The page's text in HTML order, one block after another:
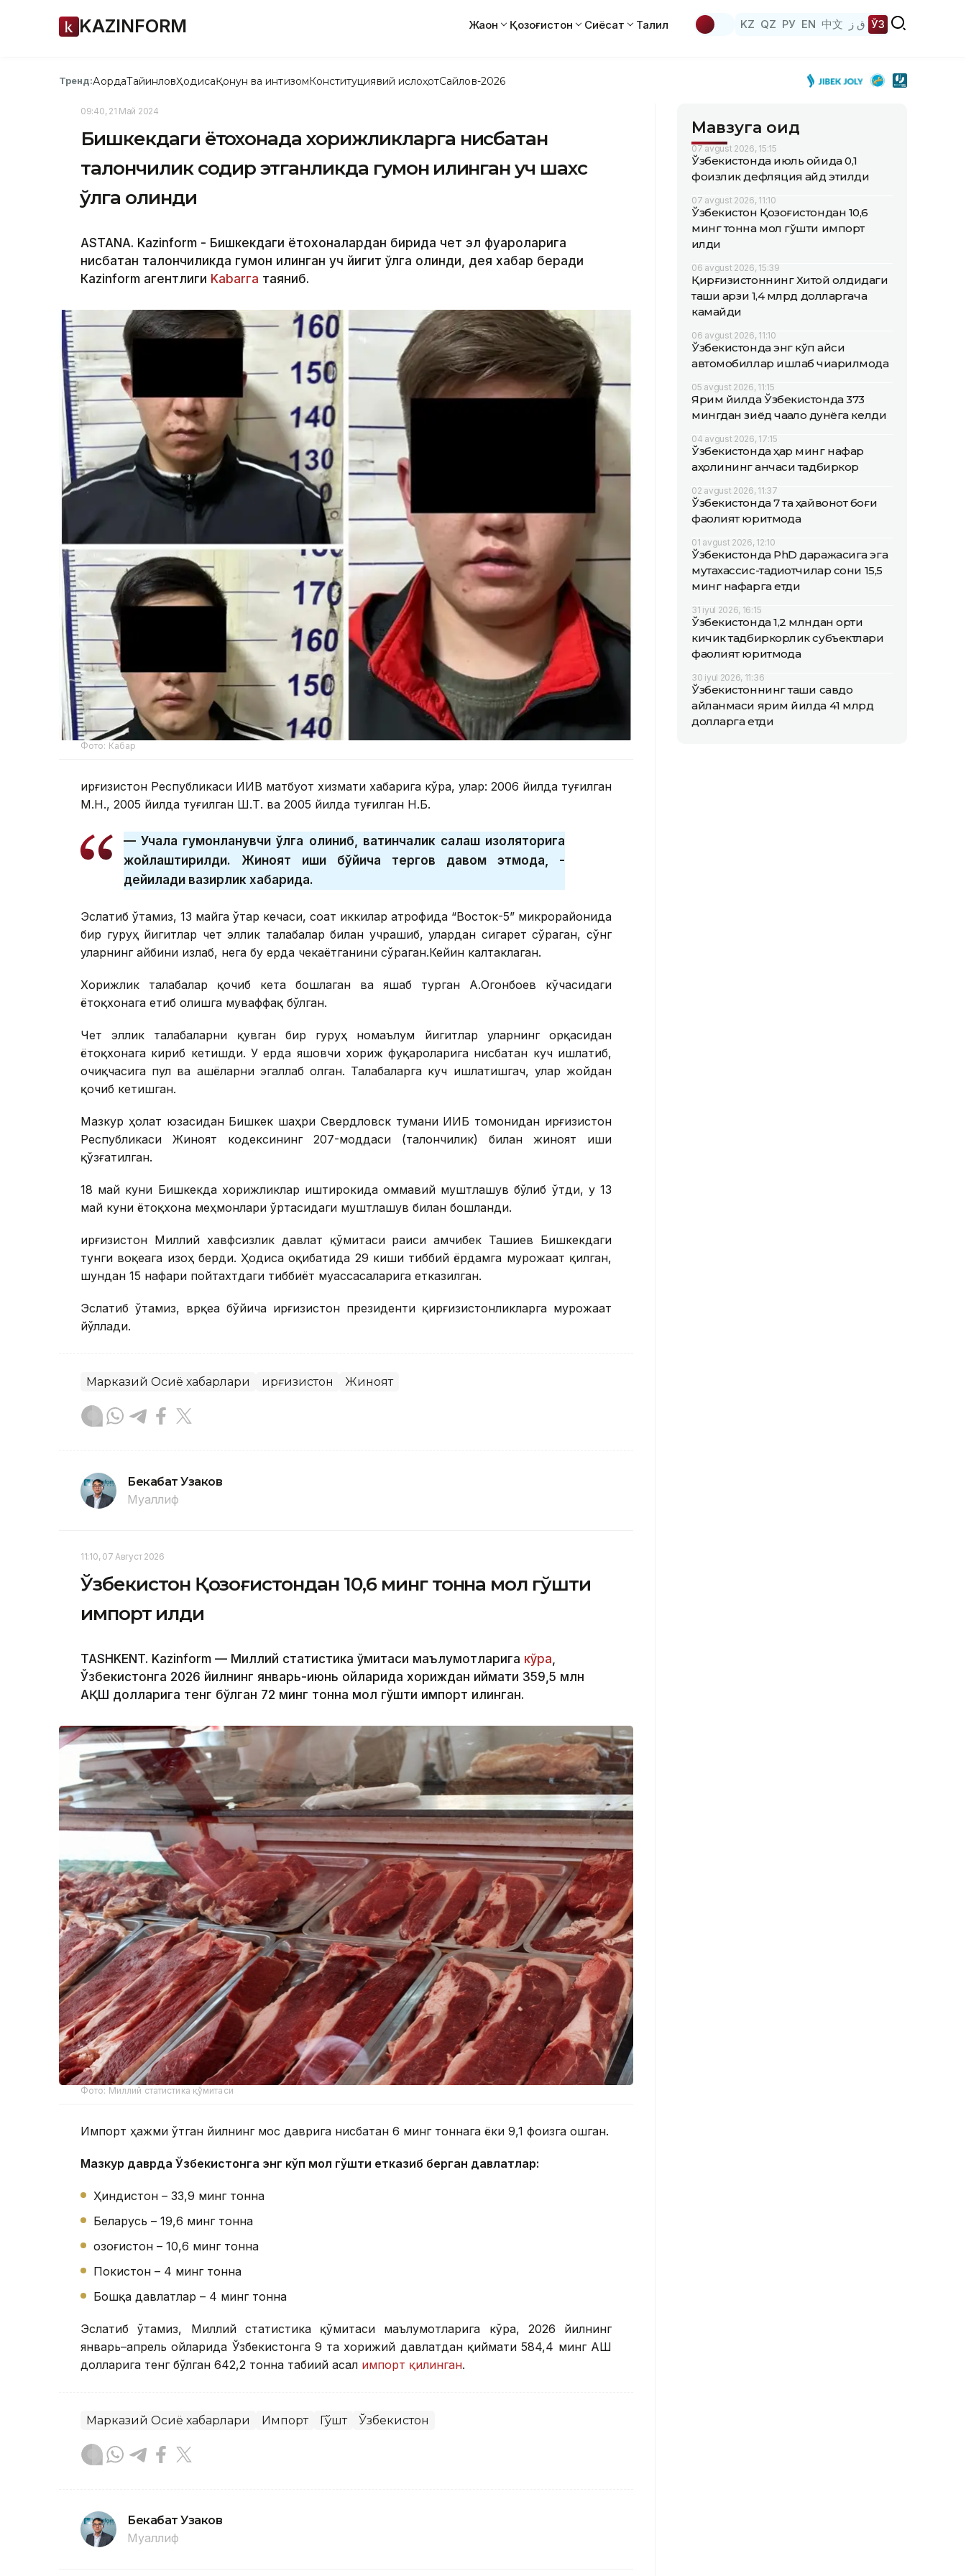
KAZINFORM Жаҳон Қозоғистон Сиёсат Таҳлил KZ QZ РУ EN 中文 ق ز ЎЗ
Тренд:АқордаТайинловҲодисаҚонун ва интизомКонституциявий ислоҳотСайлов-2026
09:40, 21 Май 2024
Бишкекдаги ётоқхонада хорижликларга нисбатан
талончилик содир этганликда гумон қилинган уч шахс
қўлга олинди
ASTANA. Kazinform - Бишкекдаги ётоқхоналардан бирида чет эл фуқароларига
нисбатан талончиликда гумон қилинган уч йигит қўлга олинди, дея хабар беради
Кazinform агентлиги Kabarга таяниб.
Фото: Кабар
Қирғизистон Республикаси ИИВ матбуот хизмати хабарига кўра, улар: 2006 йилда туғилган
М.Н., 2005 йилда туғилган Ш.Т. ва 2005 йилда туғилган Н.Б.
— Учала гумонланувчи қўлга олиниб, вақтинчалик сақлаш изоляторига
жойлаштирилди. Жиноят иши бўйича тергов давом этмоқда, -
дейилади вазирлик хабарида.
Эслатиб ўтамиз, 13 майга ўтар кечаси, соат иккилар атрофида “Восток-5” микрорайонида
бир гуруҳ йигитлар чет эллик талабалар билан учрашиб, улардан сигарет сўраган, сўнг
уларнинг айбини излаб, нега бу ерда чекаётганини сўраган.Кейин калтаклаган.
Хорижлик талабалар қочиб кета бошлаган ва яшаб турган А.Огонбоев кўчасидаги
ётоқхонага етиб олишга муваффақ бўлган.
Чет эллик талабаларни қувган бир гуруҳ номаълум йигитлар уларнинг орқасидан
ётоқхонага кириб кетишди. У ерда яшовчи хориж фуқароларига нисбатан куч ишлатиб,
очиқчасига пул ва ашёларни эгаллаб олган. Талабаларга куч ишлатишгач, улар жойдан
қочиб кетишган.
Мазкур ҳолат юзасидан Бишкек шаҳри Свердловск тумани ИИБ томонидан Қирғизистон
Республикаси Жиноят кодексининг 207-моддаси (талончилик) билан жиноят иши
қўзғатилган.
18 май куни Бишкекда хорижликлар иштирокида оммавий муштлашув бўлиб ўтди, у 13
май куни ётоқхона меҳмонлари ўртасидаги муштлашув билан бошланди.
Қирғизистон Миллий хавфсизлик давлат қўмитаси раиси Қамчибек Ташиев Бишкекдаги
тунги воқеага изоҳ берди. Ҳодиса оқибатида 29 киши тиббий ёрдамга мурожаат қилган,
шундан 15 нафари пойтахтдаги тиббиёт муассасаларига етказилган.
Эслатиб ўтамиз, врқеа бўйича Қирғизистон президенти қирғизистонликларга мурожаат
йўллади.
Марказий Осиё хабарлари Қирғизистон Жиноят
Бекабат Узаков
Муаллиф
11:10, 07 Август 2026
Ўзбекистон Қозоғистондан 10,6 минг тонна мол гўшти
импорт қилди
TASHKENT. Kazinform — Миллий статистика қўмитаси маълумотларига кўра,
Ўзбекистонга 2026 йилнинг январь-июнь ойларида хориждан қиймати 359,5 млн
АҚШ долларига тенг бўлган 72 минг тонна мол гўшти импорт қилинган.
Фото: Миллий статистика қўмитаси
Импорт ҳажми ўтган йилнинг мос даврига нисбатан 6 минг тоннага ёки 9,1 фоизга ошган.
Мазкур даврда Ўзбекистонга энг кўп мол гўшти етказиб берган давлатлар:
Ҳиндистон – 33,9 минг тонна
Беларусь – 19,6 минг тонна
Қозоғистон – 10,6 минг тонна
Покистон – 4 минг тонна
Бошқа давлатлар – 4 минг тонна
Эслатиб ўтамиз, Миллий статистика қўмитаси маълумотларига кўра, 2026 йилнинг
январь–апрель ойларида Ўзбекистонга 9 та хорижий давлатдан қиймати 584,4 минг АҚШ
долларига тенг бўлган 642,2 тонна табиий асал импорт қилинган.
Марказий Осиё хабарлари Импорт Гўшт Ўзбекистон
Бекабат Узаков
Муаллиф
Мавзуга оид
07 avgust 2026, 15:15
Ўзбекистонда июль ойида 0,1
фоизлик дефляция қайд этилди
07 avgust 2026, 11:10
Ўзбекистон Қозоғистондан 10,6
минг тонна мол гўшти импорт
қилди
06 avgust 2026, 15:39
Қирғизистоннинг Хитой олдидаги
ташқи қарзи 1,4 млрд долларгача
камайди
06 avgust 2026, 11:10
Ўзбекистонда энг кўп қайси
автомобиллар ишлаб чиқарилмоқда
05 avgust 2026, 11:15
Ярим йилда Ўзбекистонда 373
мингдан зиёд чақалоқ дунёга келди
04 avgust 2026, 17:15
Ўзбекистонда ҳар минг нафар
аҳолининг қанчаси тадбиркор
02 avgust 2026, 11:37
Ўзбекистонда 7 та ҳайвонот боғи
фаолият юритмоқда
01 avgust 2026, 12:10
Ўзбекистонда PhD даражасига эга
мутахассис-тадқиқотчилар сони 15,5
минг нафарга етди
31 iyul 2026, 16:15
Ўзбекистонда 1,2 млндан ортиқ
кичик тадбиркорлик субъектлари
фаолият юритмоқда
30 iyul 2026, 11:36
Ўзбекистоннинг ташқи савдо
айланмаси ярим йилда 41 млрд
долларга етди